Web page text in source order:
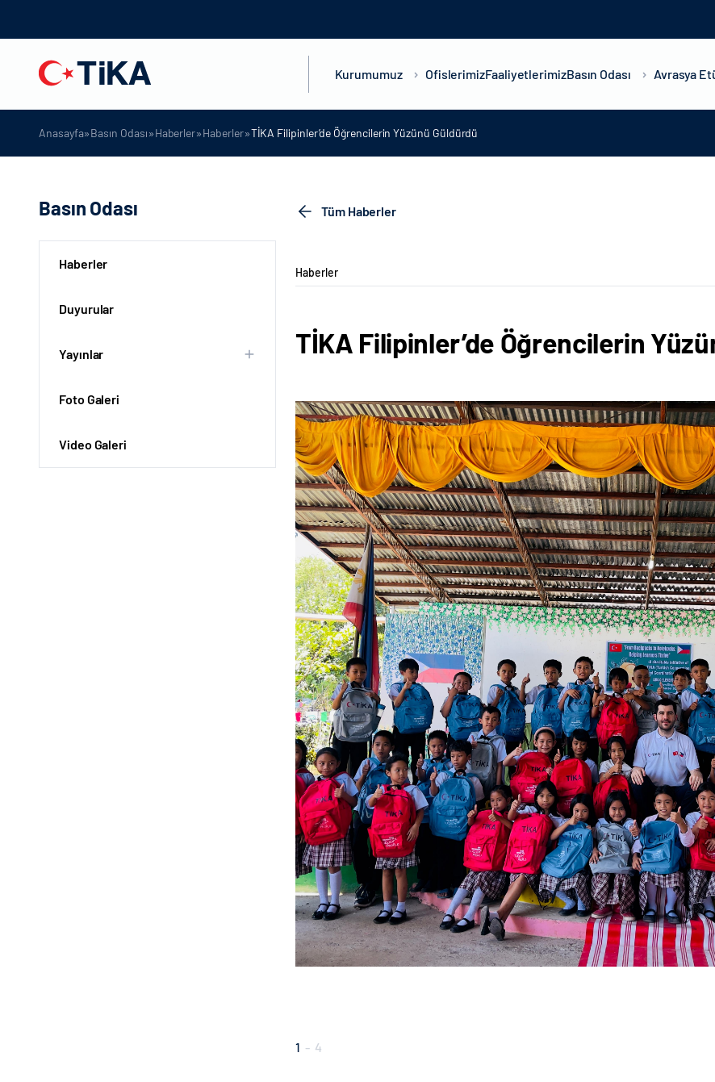
Kurumumuz OfislerimizFaaliyetlerimizBasın Odası Avrasya
Anasayfa»Basın Odası»Haberler»Haberler»TİKA Filipinler’de Öğrencilerin Yüzünü Güldürdü
Basın Odası
Haberler
Duyurular
Yayınlar
Foto Galeri
Video Galeri
Tüm Haberler
Haberler
TİKA Filipinler’de Öğrencilerin
1 - 4